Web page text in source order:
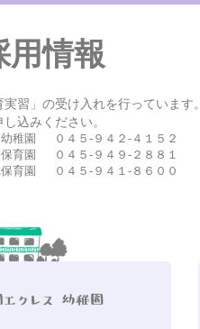
用情報
習」の受け入れを行っています。
込みください。
稚園
０４５-９４２-４１５２
育園
０４５-９４９-２８８１
育園
０４５-９４１-８６００